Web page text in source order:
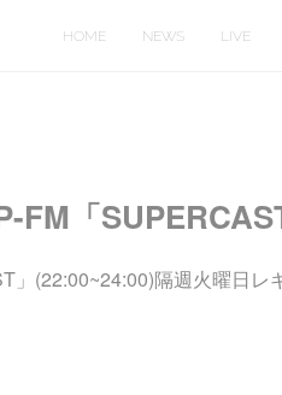
HOME NEWS LIVE
FM「
」(22:00~24:00)隔週火曜日レ